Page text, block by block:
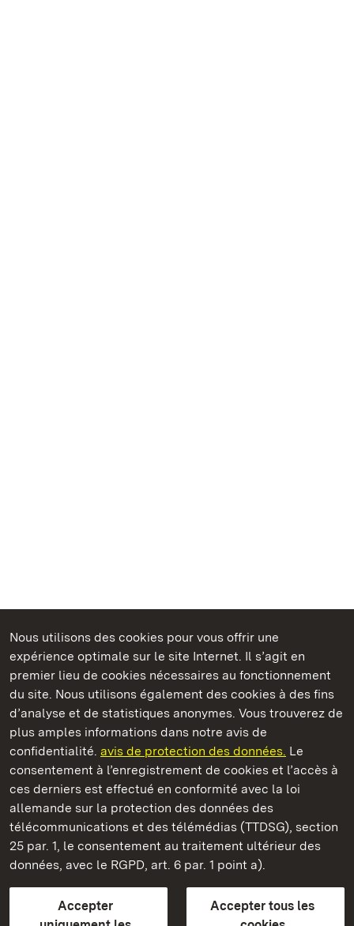
Nous utilisons des cookies pour vous offrir une
expérience optimale sur le site Internet. Il s’agit en
premier lieu de cookies nécessaires au fonctionnement
du site. Nous utilisons également des cookies à des fins
d’analyse et de statistiques anonymes. Vous trouverez de
plus amples informations dans notre avis de
confidentialité. avis de protection des données. Le
consentement à l’enregistrement de cookies et l’accès à
ces derniers est effectué en conformité avec la loi
allemande sur la protection des données des
télécommunications et des télémédias (TTDSG), section
25 par. 1, le consentement au traitement ultérieur des
données, avec le RGPD, art. 6 par. 1 point a).
Accepter
Accepter tous les
Châteaux et jardins publics du Bade-Wurtemberg
Château de Heidelberg
Châteaux et jardins publics du Bade-Wurtemberg
Contact et InformationsFAQ et réponsesMentions légales
Protection des données
Explications sur l’accessibilité
BITV-konform (geprüfte Seiten)
plus loin